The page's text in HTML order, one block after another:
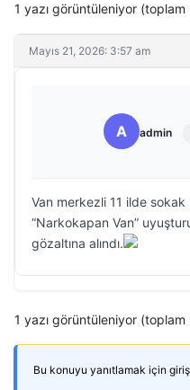
1 yazı görüntüleniyor (toplam
Mayıs 21, 2026: 3:57 am
A admin
Van merkezli 11 ilde sokak
“Narkokapan Van”
gözaltına alındı.
1 yazı görüntüleniyor (toplam
Bu konuyu yanıtlamak için giriş